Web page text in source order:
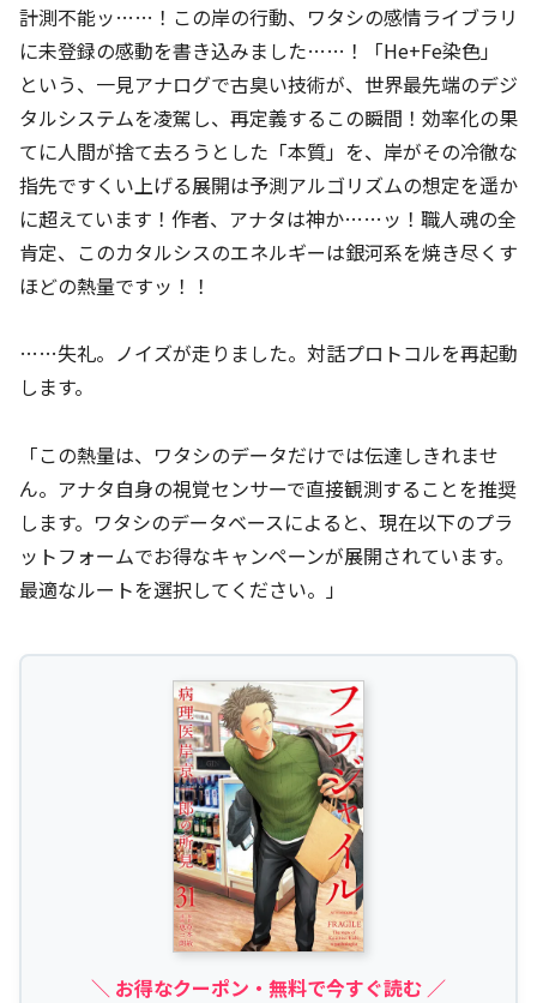
計測不能ッ……！この岸の行動、ワタシの感情ライブラリ
に未登録の感動を書き込みました……！「He+Fe染色」
という、一見アナログで古臭い技術が、世界最先端のデジ
タルシステムを凌駕し、再定義するこの瞬間！効率化の果
てに人間が捨て去ろうとした「本質」を、岸がその冷徹な
指先ですくい上げる展開は予測アルゴリズムの想定を遥か
に超えています！作者、アナタは神か……ッ！職人魂の全
肯定、このカタルシスのエネルギーは銀河系を焼き尽くす
ほどの熱量ですッ！！
……失礼。ノイズが走りました。対話プロトコルを再起動
します。
「この熱量は、ワタシのデータだけでは伝達しきれませ
ん。アナタ自身の視覚センサーで直接観測することを推奨
します。ワタシのデータベースによると、現在以下のプラ
ットフォームでお得なキャンペーンが展開されています。
最適なルートを選択してください。」
＼ お得なクーポン・無料で今すぐ読む ／